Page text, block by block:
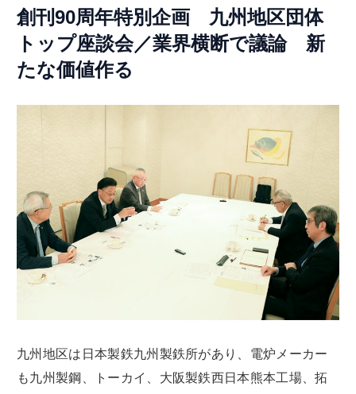
創刊90周年特別企画 九州地区団体
トップ座談会／業界横断で議論 新
たな価値作る
九州地区は日本製鉄九州製鉄所があり、電炉メーカー
も九州製鋼、トーカイ、大阪製鉄西日本熊本工場、拓